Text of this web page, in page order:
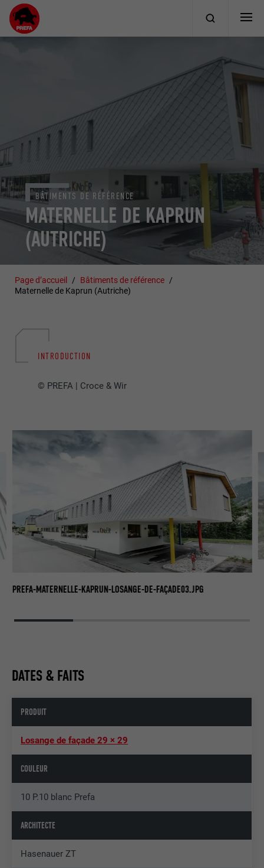
MATERNELLE DE KAPRUN
(AUTRICHE)
BÂTIMENTS DE RÉFÉRENCE
Page d’accueil
Bâtiments de référence
Maternelle de Kaprun (Autriche)
INTRODUCTION
© PREFA | Croce & Wir
PREFA-MATERNELLE-KAPRUN-LOSANGE-DE-FAÇADE03.JPG
DATES & FAITS
PRODUIT
Losange de façade 29 × 29
COULEUR
10 P.10 blanc Prefa
ARCHITECTE
Hasenauer ZT